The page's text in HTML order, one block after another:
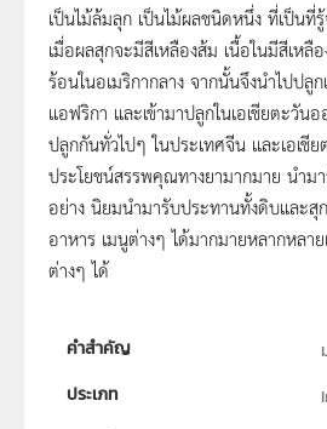
เป็นไม้ล้มลุก เป็นไม้ผลชนิดหนึ่ง ที่เป็นที่
เมื่อผลสุกจะมีสีเหลืองส้ม เนื้อในมีสีเหลื
ร้อนในอเมริกากลาง จากนั้นจึงนำไปปลู
แอฟริกา และเข้ามาปลูกในเอเชียตะวัน
ปลูกกันทั่วไปๆ ในประเทศจีน และเอเชี
ประโยชน์สรรพคุณทางยามากมาย นำม
อย่าง นิยมนำมารับประทานทั้งดิบและสุ
อาหาร เมนูต่างๆ ได้มากมายหลากหลา
ต่างๆ ได้
คำสำคัญ
ประเภท